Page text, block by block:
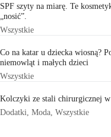
SPF szyty na miarę. Te
„nosić”.
Wszystkie
Co na katar u dziecka wiosną?
niemowląt i małych dzieci
Wszystkie
Kolczyki ze stali chirurgicznej
Dodatki Moda Wszystkie